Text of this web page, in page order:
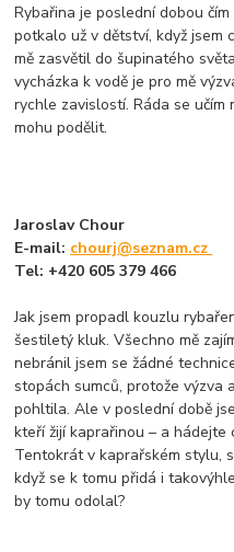
Rybařina je poslední dobou
potkalo už v dětství, když jsem
mě zasvětil do šupinatého
vycházka k vodě je pro mě
rychle zavislostí. Ráda se
mohu podělit.
Jaroslav Chour
E-mail: chourj@seznam.cz
Tel: +420 605 379 466
Jak jsem propadl kouzlu
šestiletý kluk. Všechno mě
nebránil jsem se žádné
stopách sumců, protože výzva
pohltila. Ale v poslední době
kteří žijí kaprařinou – a hádejte
Tentokrát v kaprařském stylu,
když se k tomu přidá i
by tomu odolal?